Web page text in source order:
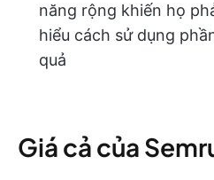
năng rộng khiến họ
hiểu cách sử dụng
quả
Giá cả của